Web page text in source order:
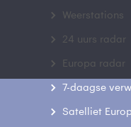
Weerstations
24 uurs radar
Europa radar
7-daagse
Satelliet